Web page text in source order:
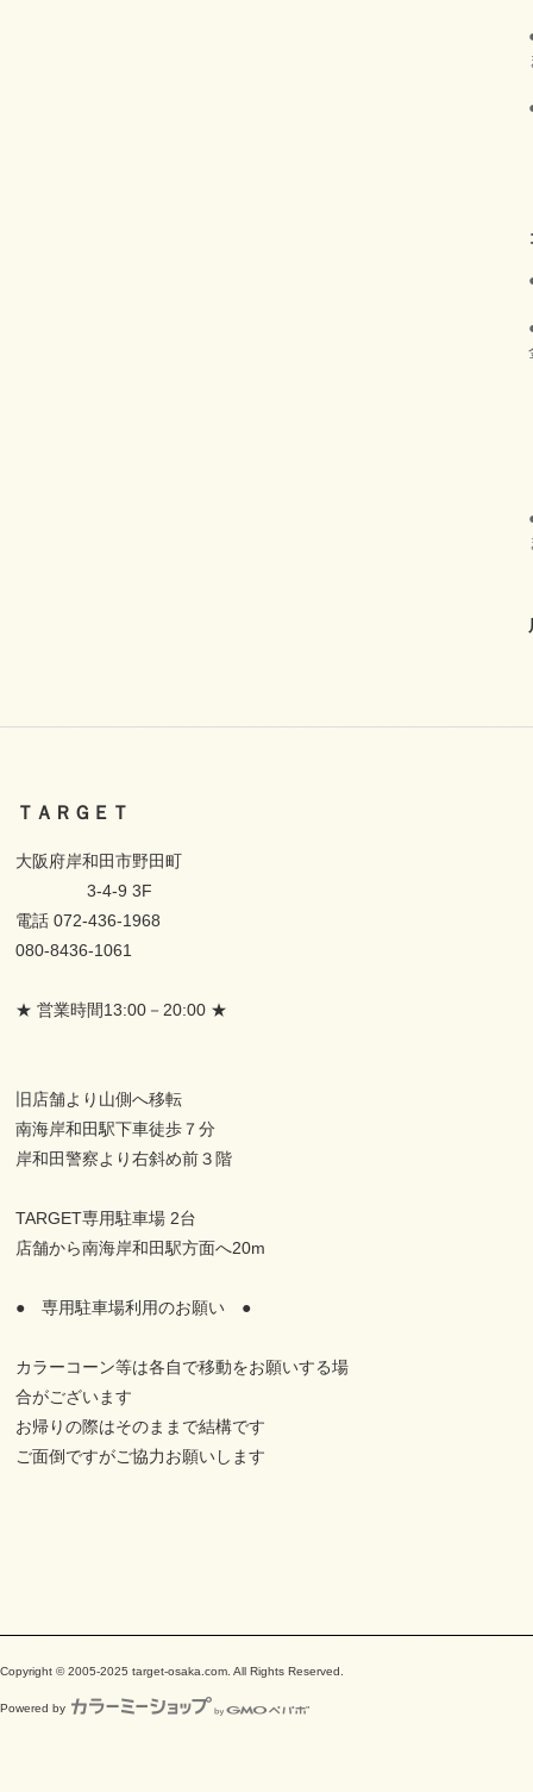
ＴＡＲＧＥＴ
大阪府岸和田市野田町
3-4-9 3F
電話 072-436-1968
080-8436-1061
★ 営業時間13:00－20:00 ★
旧店舗より山側へ移転
南海岸和田駅下車徒歩７分
岸和田警察より右斜め前３階
TARGET専用駐車場 2台
店舗から南海岸和田駅方面へ20m
● 専用駐車場利用のお願い ●
カラーコーン等は各自で移動をお願いする場
合がございます
お帰りの際はそのままで結構です
ご面倒ですがご協力お願いします
Copyright © 2005-2025 target-osaka.com. All Rights Reserved.
Powered by